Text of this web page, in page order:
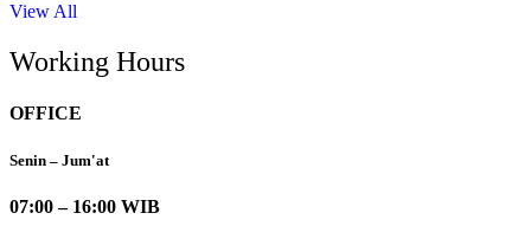
View All
Working Hours
OFFICE
Senin – Jum'at
07:00 – 16:00 WIB